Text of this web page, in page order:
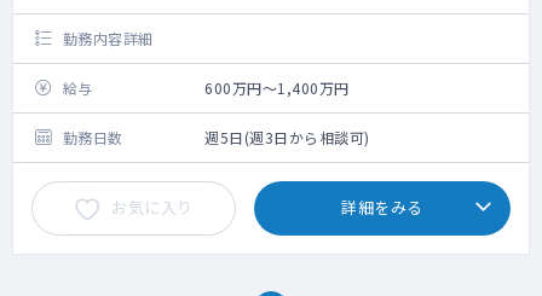
勤務内容詳細
給与 600万円～1,400万円
勤務日数 週5日(週3日から相談可)
お気に入り 詳細をみる